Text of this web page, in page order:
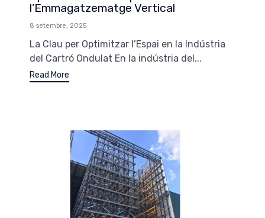
l’Emmagatzematge Vertical
8 setembre, 2025
La Clau per Optimitzar l’Espai en la Indústria
del Cartró Ondulat En la indústria del...
Read More